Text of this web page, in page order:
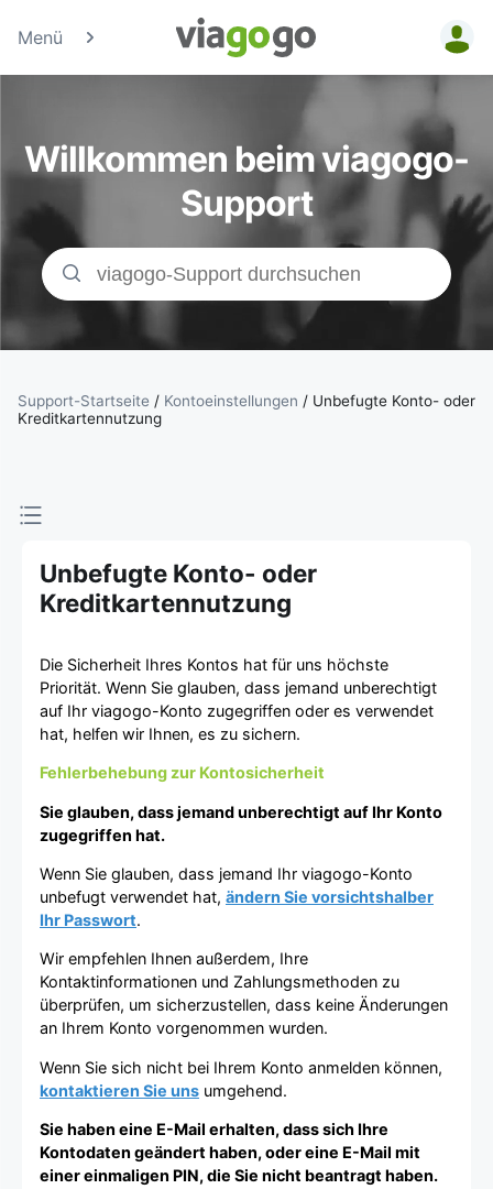
Menü
Tickets -
Konzert-,
&
| viagogo der
Willkommen beim viagogo-
Support
Support-Startseite / Kontoeinstellungen / Unbefugte Konto- oder
Kreditkartennutzung
Unbefugte Konto- oder
Kreditkartennutzung
Die Sicherheit Ihres Kontos hat für uns höchste
Priorität. Wenn Sie glauben, dass jemand unberechtigt
auf Ihr viagogo-Konto zugegriffen oder es verwendet
hat, helfen wir Ihnen, es zu sichern.
Fehlerbehebung zur Kontosicherheit
Sie glauben, dass jemand unberechtigt auf Ihr Konto
zugegriffen hat.
Wenn Sie glauben, dass jemand Ihr viagogo-Konto
unbefugt verwendet hat, ändern Sie vorsichtshalber
Ihr Passwort.
Wir empfehlen Ihnen außerdem, Ihre
Kontaktinformationen und Zahlungsmethoden zu
überprüfen, um sicherzustellen, dass keine Änderungen
an Ihrem Konto vorgenommen wurden.
Wenn Sie sich nicht bei Ihrem Konto anmelden können,
kontaktieren Sie uns umgehend.
Sie haben eine E-Mail erhalten, dass sich Ihre
Kontodaten geändert haben, oder eine E-Mail mit
einer einmaligen PIN, die Sie nicht beantragt haben.